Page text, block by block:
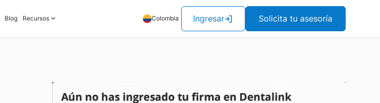
Blog Recursos Colombia Ingresar Solicita tu asesoría